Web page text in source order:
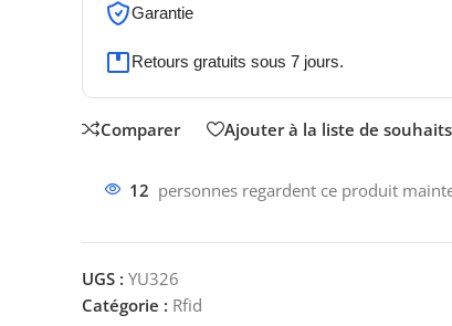
Garantie
Retours gratuits sous 7 jours.
Comparer Ajouter à la liste de souhaits
12 personnes regardent ce produit
UGS : YU326
Catégorie : Rfid